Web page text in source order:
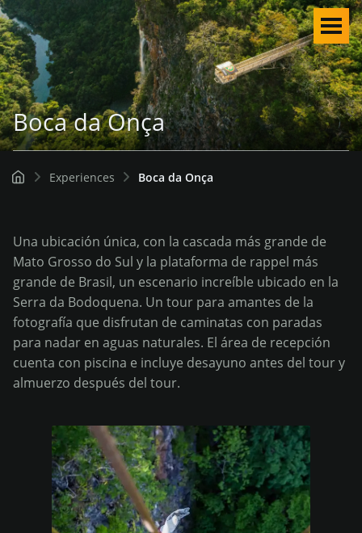
Español
Boca da Onça
Experiences Boca da Onça
Una ubicación única, con la cascada más grande de
Mato Grosso do Sul y la plataforma de rappel más
grande de Brasil, un escenario increíble ubicado en la
Serra da Bodoquena. Un tour para amantes de la
fotografía que disfrutan de caminatas con paradas
para nadar en aguas naturales. El área de recepción
cuenta con piscina e incluye desayuno antes del tour y
almuerzo después del tour.